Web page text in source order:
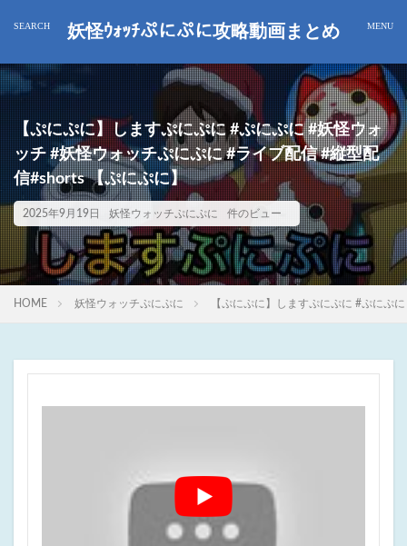
妖怪ｳｫｯﾁぷにぷに攻略動画まとめ
【ぷにぷに】しますぷにぷに #ぷにぷに #妖怪ウォ
ッチ #妖怪ウォッチぷにぷに #ライブ配信 #縦型配
信#shorts 【ぷにぷに】
2025年9月19日 妖怪ウォッチぷにぷに 件のビュー
HOME 妖怪ウォッチぷにぷに 【ぷにぷに】しますぷにぷに #ぷにぷ